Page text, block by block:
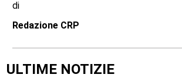
di
Redazione CRP
ULTIME NOTIZIE